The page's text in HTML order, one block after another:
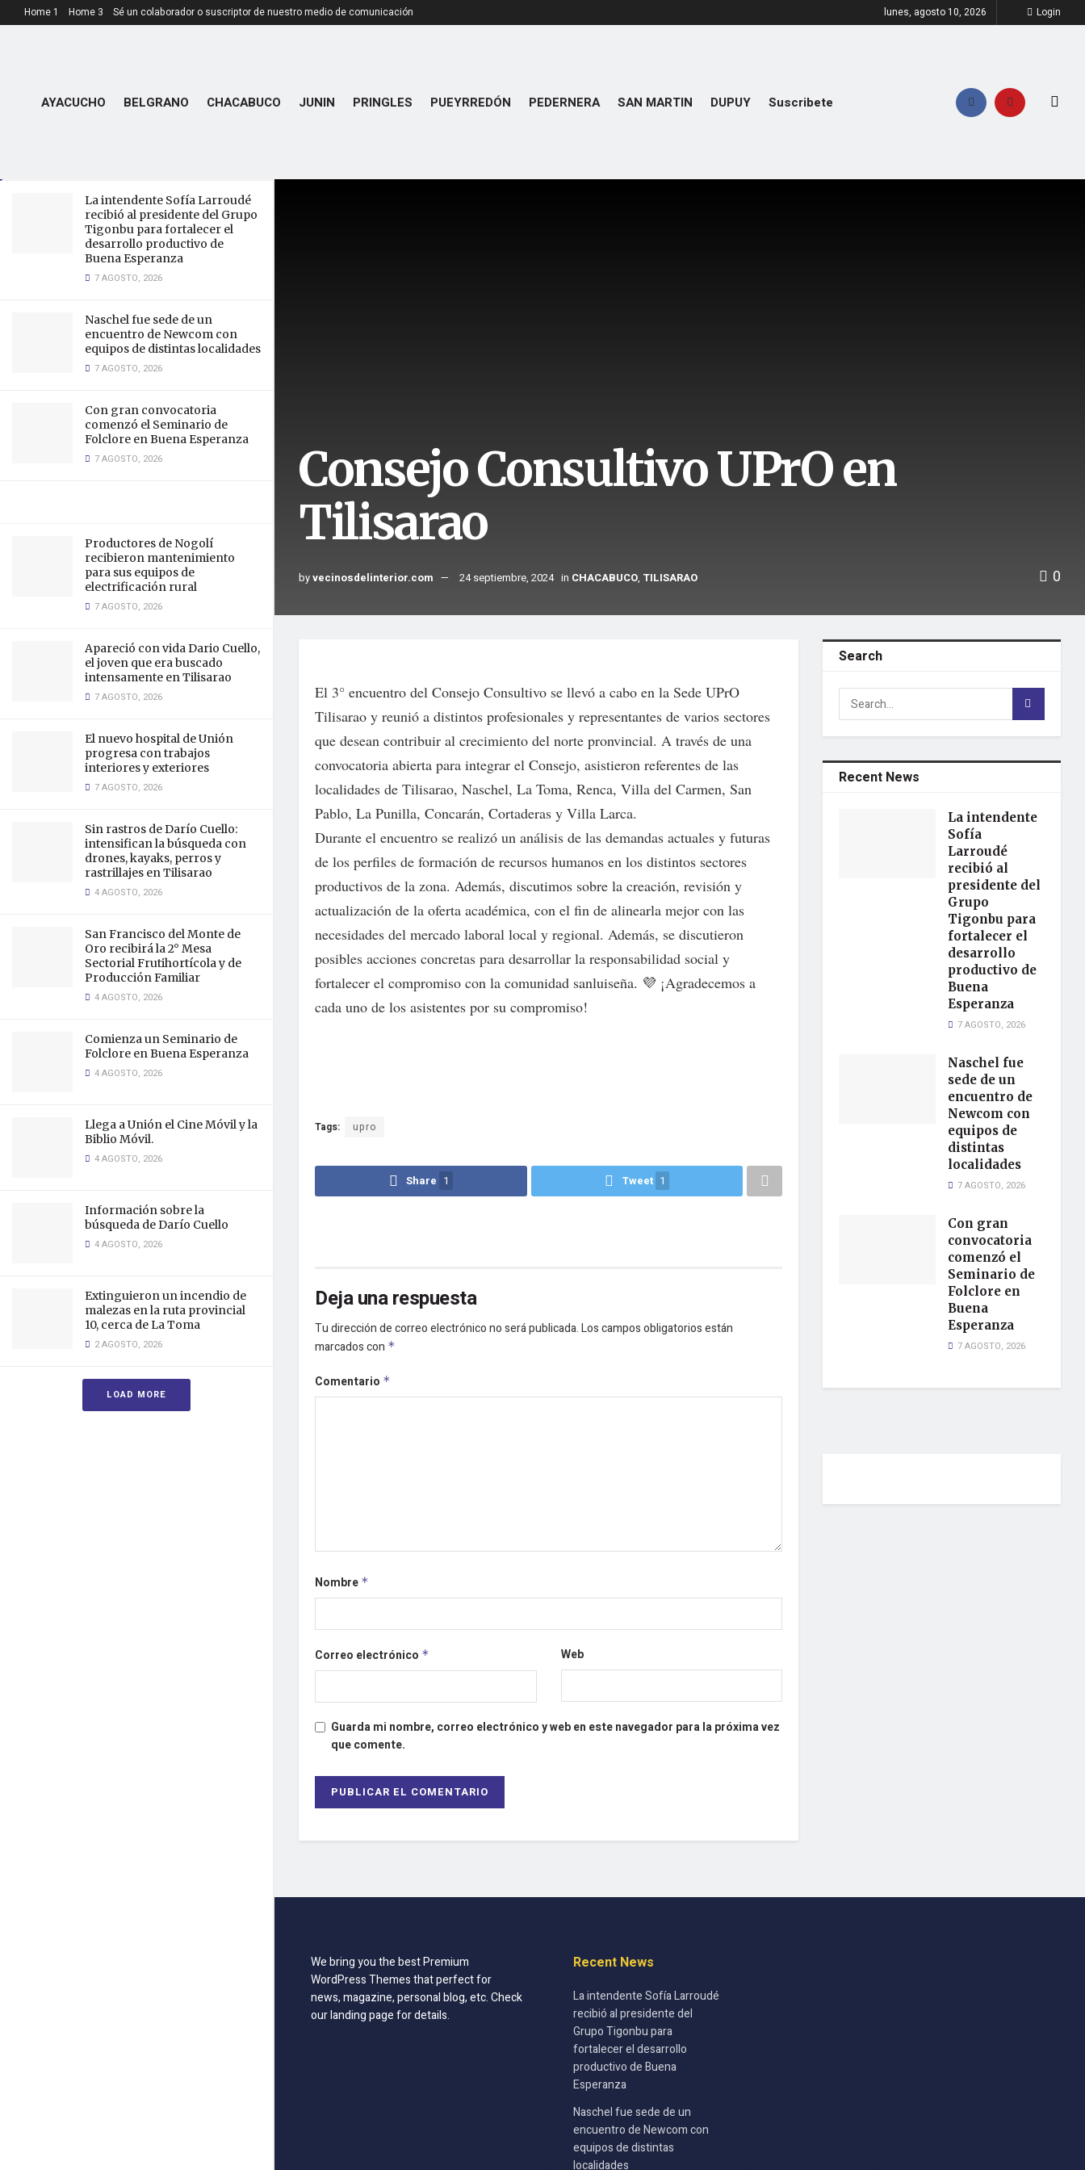
LATEST TRENDING
Consejo Consultivo UPrO en
La intendente Sofía Larroudé
recibió al presidente del Grupo
Tigonbu para fortalecer el
desarrollo productivo de
Buena Esperanza
7 AGOSTO, 2026
Naschel fue sede de un
encuentro de Newcom con
equipos de distintas localidades
7 AGOSTO, 2026
Con gran convocatoria
comenzó el Seminario de
Folclore en Buena Esperanza
7 AGOSTO, 2026
Productores de Nogolí
recibieron mantenimiento
para sus equipos de
electrificación rural
7 AGOSTO, 2026
Apareció con vida Dario Cuello,
el joven que era buscado
intensamente en Tilisarao
7 AGOSTO, 2026
El nuevo hospital de Unión
progresa con trabajos
interiores y exteriores
7 AGOSTO, 2026
Sin rastros de Darío Cuello:
intensifican la búsqueda con
drones, kayaks, perros y
rastrillajes en Tilisarao
4 AGOSTO, 2026
San Francisco del Monte de
Oro recibirá la 2° Mesa
Sectorial Frutihortícola y de
Producción Familiar
4 AGOSTO, 2026
Comienza un Seminario de
Folclore en Buena Esperanza
4 AGOSTO, 2026
Llega a Unión el Cine Móvil y la
Biblio Móvil.
4 AGOSTO, 2026
Información sobre la
búsqueda de Darío Cuello
4 AGOSTO, 2026
Extinguieron un incendio de
malezas en la ruta provincial
10, cerca de La Toma
2 AGOSTO, 2026
LOAD MORE
Home 1 Home 3 Sé un colaborador o suscriptor de nuestro medio de comunicación lunes, agosto 10, 2026 Login
AYACUCHO BELGRANO CHACABUCO JUNIN PRINGLES PUEYRREDÓN PEDERNERA SAN MARTIN DUPUY Suscribete
Consejo Consultivo UPrO en
Tilisarao
byvecinosdelinterior.com 24 septiembre, 2024 in CHACABUCO, TILISARAO 0
El 3° encuentro del Consejo Consultivo se llevó a cabo en la Sede UPrO
Tilisarao y reunió a distintos profesionales y representantes de varios sectores
que desean contribuir al crecimiento del norte pronvincial. A través de una
convocatoria abierta para integrar el Consejo, asistieron referentes de las
localidades de Tilisarao, Naschel, La Toma, Renca, Villa del Carmen, San
Pablo, La Punilla, Concarán, Cortaderas y Villa Larca.
Durante el encuentro se realizó un análisis de las demandas actuales y futuras
de los perfiles de formación de recursos humanos en los distintos sectores
productivos de la zona. Además, discutimos sobre la creación, revisión y
actualización de la oferta académica, con el fin de alinearla mejor con las
necesidades del mercado laboral local y regional. Además, se discutieron
posibles acciones concretas para desarrollar la responsabilidad social y
fortalecer el compromiso con la comunidad sanluiseña. 💜 ¡Agradecemos a
cada uno de los asistentes por su compromiso!
Tags: upro
Share 1 Tweet 1
Deja una respuesta
Tu dirección de correo electrónico no será publicada.Los campos obligatorios están
marcados con *
Comentario *
Nombre *
Correo electrónico * Web
Guarda mi nombre, correo electrónico y web en este navegador para la próxima vez
que comente.
Search
Recent News
La intendente
Sofía
Larroudé
recibió al
presidente del
Grupo
Tigonbu para
fortalecer el
desarrollo
productivo de
Buena
Esperanza
7 AGOSTO, 2026
Naschel fue
sede de un
encuentro de
Newcom con
equipos de
distintas
localidades
7 AGOSTO, 2026
Con gran
convocatoria
comenzó el
Seminario de
Folclore en
Buena
Esperanza
7 AGOSTO, 2026
We bring you the best Premium
WordPress Themes that perfect for
news, magazine, personal blog, etc. Check
our landing page for details.
Recent News
La intendente Sofía Larroudé
recibió al presidente del
Grupo Tigonbu para
fortalecer el desarrollo
productivo de Buena
Esperanza
Naschel fue sede de un
encuentro de Newcom con
equipos de distintas
localidades